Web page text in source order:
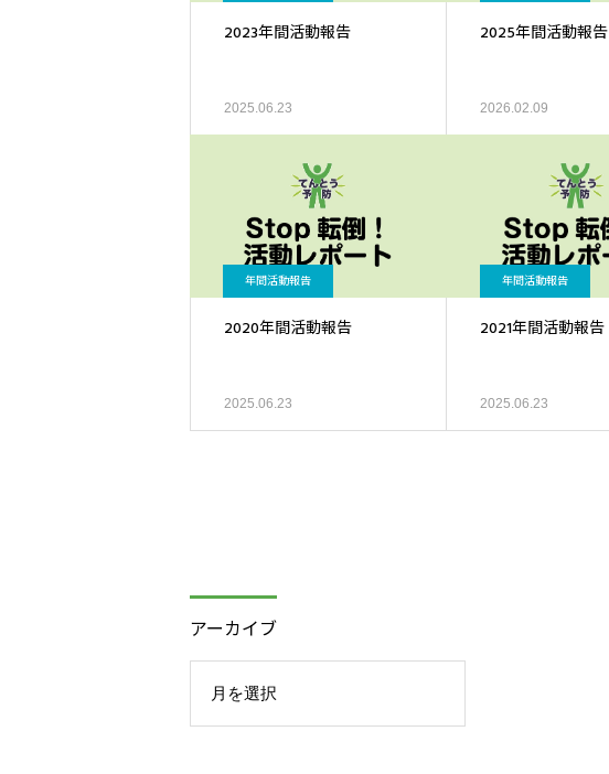
2023年間活動報告
2025.06.23
2025年間活動報告
2026.02.09
年間活動報告
2020年間活動報告
2025.06.23
年間活動報告
2021年間活動報告
2025.06.23
アーカイブ